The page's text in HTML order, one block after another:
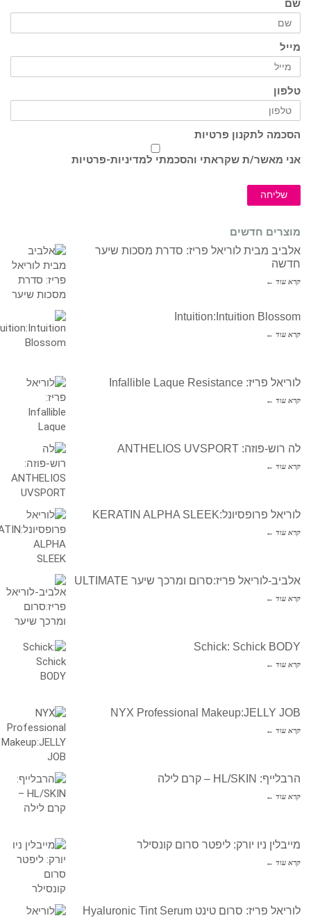
שם
מייל
טלפון
הסכמה לתקנון פרטיות
אני מאשר/ת שקראתי והסכמתי למדיניות-פרטיות
שליחה
מוצרים חדשים
אלביב מבית לוריאל פריז: סדרת מסכות שיער
חדשה
קרא עוד ←
Intuition:Intuition Blossom
קרא עוד ←
לוריאל פריז: Infallible Laque Resistance
קרא עוד ←
לה רוש-פוזה: ANTHELIOS UVSPORT
קרא עוד ←
לוריאל פרופסיונל:KERATIN ALPHA SLEEK
קרא עוד ←
אלביב-לוריאל פריז:סרום ומרכך שיער ULTIMATE
קרא עוד ←
Schick: Schick BODY
קרא עוד ←
NYX Professional Makeup:JELLY JOB
קרא עוד ←
הרבלייף: HL/SKIN – קרם לילה
קרא עוד ←
מייבלין ניו יורק: ליפטר סרום קונסילר
קרא עוד ←
לוריאל פריז: סרום טינט Hyaluronic Tint Serum